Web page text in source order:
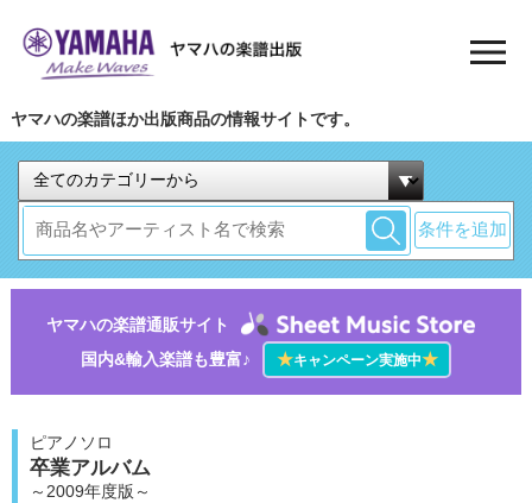
ヤマハの楽譜ほか出版商品の情報サイトです。
条件を追加
ヤマハの楽譜通販サイト
国内&輸入楽譜も豊富♪
★キャンペーン実施中★
ピアノソロ
卒業アルバム
～2009年度版～